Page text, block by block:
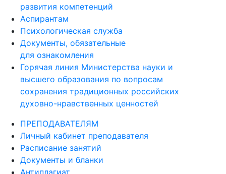
развития компетенций
Аспирантам
Психологическая служба
Документы, обязательные
для ознакомления
Горячая линия Министерства науки и
высшего образования по вопросам
сохранения традиционных российских
духовно-нравственных ценностей
ПРЕПОДАВАТЕЛЯМ
Личный кабинет преподавателя
Расписание занятий
Документы и бланки
Антиплагиат